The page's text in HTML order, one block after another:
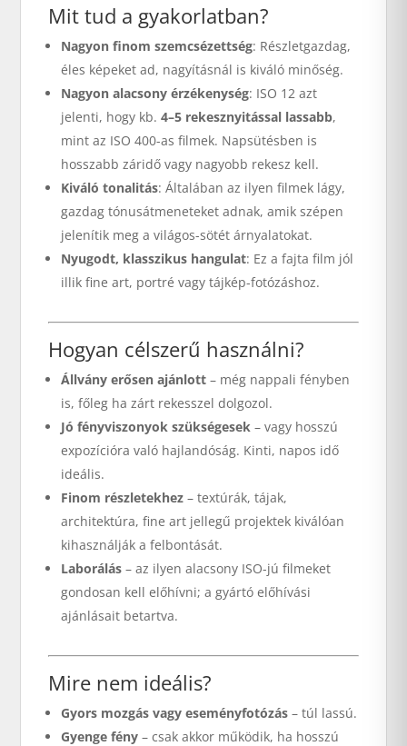
Mit tud a gyakorlatban?
Nagyon finom szemcsézettség: Részletgazdag,
éles képeket ad, nagyításnál is kiváló minőség.
Nagyon alacsony érzékenység: ISO 12 azt
jelenti, hogy kb.4–5 rekesznyitással lassabb,
mint az ISO 400-as filmek. Napsütésben is
hosszabb záridő vagy nagyobb rekesz kell.
Kiváló tonalitás: Általában az ilyen filmek lágy,
gazdag tónusátmeneteket adnak, amik szépen
jelenítik meg a világos-sötét árnyalatokat.
Nyugodt, klasszikus hangulat: Ez a fajta film jól
illik fine art, portré vagy tájkép-fotózáshoz.
Hogyan célszerű használni?
Állvány erősen ajánlott – még nappali fényben
is, főleg ha zárt rekesszel dolgozol.
Jó fényviszonyok szükségesek – vagy hosszú
expozícióra való hajlandóság. Kinti, napos idő
ideális.
Finom részletekhez – textúrák, tájak,
architektúra, fine art jellegű projektek kiválóan
kihasználják a felbontását.
Laborálás – az ilyen alacsony ISO-jú filmeket
gondosan kell előhívni; a gyártó előhívási
ajánlásait betartva.
Mire nem ideális?
Gyors mozgás vagy eseményfotózás – túl lassú.
Gyenge fény – csak akkor működik, ha hosszú